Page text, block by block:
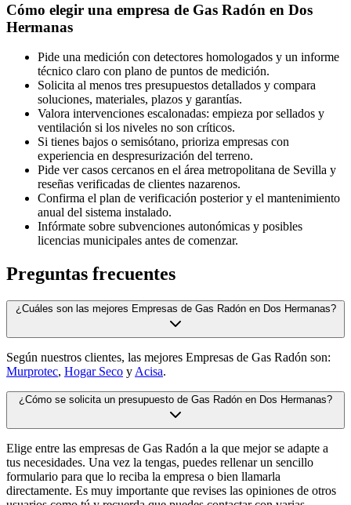
Cómo elegir una empresa de Gas Radón en Dos
Hermanas
Pide una medición con detectores homologados y un informe
técnico claro con plano de puntos de medición.
Solicita al menos tres presupuestos detallados y compara
soluciones, materiales, plazos y garantías.
Valora intervenciones escalonadas: empieza por sellados y
ventilación si los niveles no son críticos.
Si tienes bajos o semisótano, prioriza empresas con
experiencia en despresurización del terreno.
Pide ver casos cercanos en el área metropolitana de Sevilla y
reseñas verificadas de clientes nazarenos.
Confirma el plan de verificación posterior y el mantenimiento
anual del sistema instalado.
Infórmate sobre subvenciones autonómicas y posibles
licencias municipales antes de comenzar.
Preguntas frecuentes
¿Cuáles son las mejores Empresas de Gas Radón en Dos Hermanas?
Según nuestros clientes, las mejores Empresas de Gas Radón son:
Murprotec, Hogar Seco y Acisa.
¿Cómo se solicita un presupuesto de Gas Radón en Dos Hermanas?
Elige entre las empresas de Gas Radón a la que mejor se adapte a
tus necesidades. Una vez la tengas, puedes rellenar un sencillo
formulario para que lo reciba la empresa o bien llamarla
directamente. Es muy importante que revises las opiniones de otros